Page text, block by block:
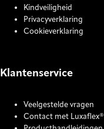
Kindveiligheid
Privacyverklaring
Cookieverklaring
Klantenservice
Veelgestelde vragen
Contact met Luxaflex®